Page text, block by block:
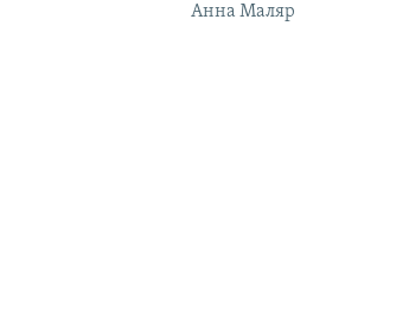
Анна Маляр